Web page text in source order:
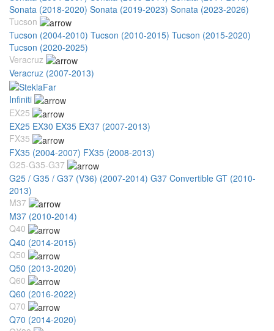
Sonata (2018-2020) Sonata (2019-2023) Sonata (2023-2026)
Tucson
Tucson (2004-2010) Tucson (2010-2015) Tucson (2015-2020)
Tucson (2020-2025)
Veracruz
Veracruz (2007-2013)
Infiniti
EX25
EX25 EX30 EX35 EX37 (2007-2013)
FX35
FX35 (2004-2007) FX35 (2008-2013)
G25-G35-G37
G25 / G35 / G37 (V36) (2007-2014) G37 Convertible GT (2010-
2013)
M37
M37 (2010-2014)
Q40
Q40 (2014-2015)
Q50
Q50 (2013-2020)
Q60
Q60 (2016-2022)
Q70
Q70 (2014-2020)